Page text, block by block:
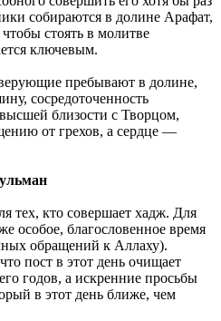
собираются в долине Арафат,
стоять в молитве
ключевым.
пребывают в долине,
сосредоточенность
близости с Творцом,
от грехов, а сердце —
тех, кто совершает хадж. Для
особое, благословенное время
обращений к Аллаху).
пост в этот день очищает
годов, а искренние просьбы
в этот день ближе, чем